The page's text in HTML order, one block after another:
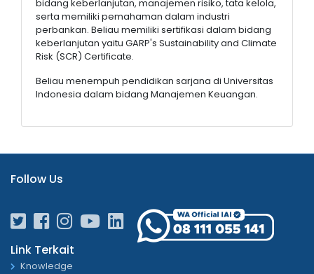
bidang keberlanjutan, manajemen risiko, tata kelola,
serta memiliki pemahaman dalam industri
perbankan. Beliau memiliki sertifikasi dalam bidang
keberlanjutan yaitu GARP's Sustainability and Climate
Risk (SCR) Certificate.
Beliau menempuh pendidikan sarjana di Universitas
Indonesia dalam bidang Manajemen Keuangan.
Follow Us
Link Terkait
Knowledge